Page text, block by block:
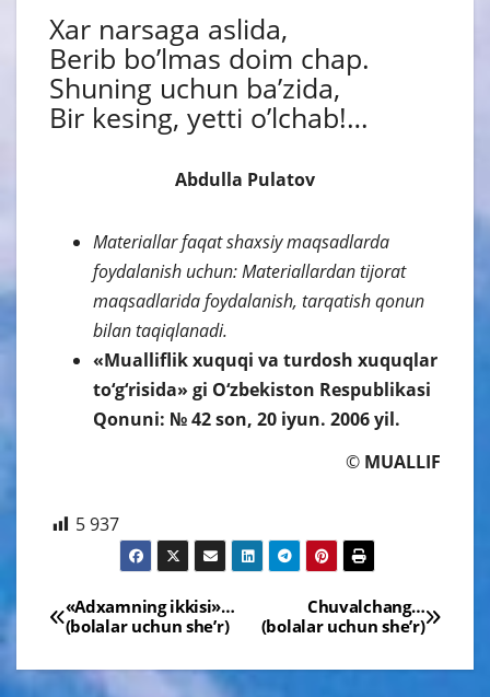
Xar narsaga aslida,
Berib boʼlmas doim chap.
Shuning uchun baʼzida,
Bir kesing, yetti oʼlchab!…
Abdulla Pulatov
Materiallar faqat shaxsiy maqsadlarda
foydalanish uchun: Materiallardan tijorat
maqsadlarida foydalanish, tarqatish qonun
bilan taqiqlanadi.
«Mualliflik xuquqi va turdosh xuquqlar
to‘g‘risida» gi O‘zbekiston Respublikasi
Qonuni: № 42 son, 20 iyun. 2006 yil.
© MUALLIF
5 937
Навигация
по
записям
Chuvalchang…
(bolalar uchun sheʼr)
«Аdxamning ikkisi»…
(bolalar uchun sheʼr)